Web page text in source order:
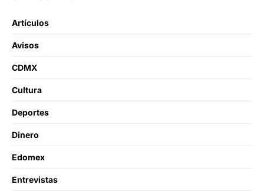
Artículos
Avisos
CDMX
Cultura
Deportes
Dinero
Edomex
Entrevistas